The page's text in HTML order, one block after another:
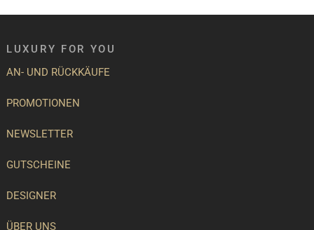
LUXURY FOR YOU
AN- UND RÜCKKÄUFE
PROMOTIONEN
NEWSLETTER
GUTSCHEINE
DESIGNER
ÜBER UNS